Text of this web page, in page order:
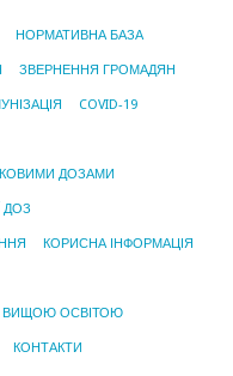
НОРМАТИВНА БАЗА
ЗВЕРНЕННЯ ГРОМАДЯН
COVID-19
ДОЗАМИ
ДОЗ
КОРИСНА ІНФОРМАЦІЯ
ВИЩОЮ ОСВІТОЮ
КОНТАКТИ